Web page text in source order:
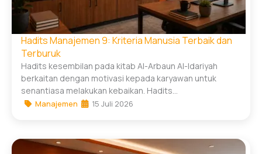
Hadits Manajemen 9: Kriteria Manusia Terbaik dan
Terburuk
Hadits kesembilan pada kitab Al-Arbaun Al-Idariyah
berkaitan dengan motivasi kepada karyawan untuk
senantiasa melakukan kebaikan. Hadits...
Manajemen 15 Juli 2026